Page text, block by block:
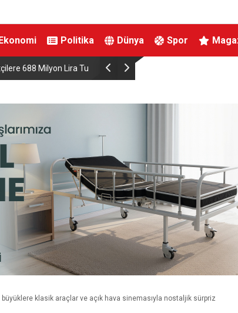
Politika Dünya Spor
Ödemesi DMM: “Mekke Ortak Savunma
klasik araçlar ve açık hava sinemasıyla nostaljik sürpriz